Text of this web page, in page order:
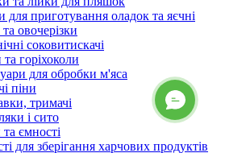
приготування оладок та яєчні
овочерізки
соковитискачі
горіхоколи
для обробки м'яса
піни
тримачі
і сито
ємності
для зберігання харчових продуктів